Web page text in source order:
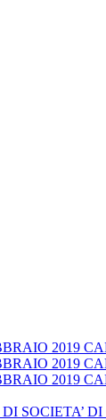
2019
2019
2019
SOCIETA’